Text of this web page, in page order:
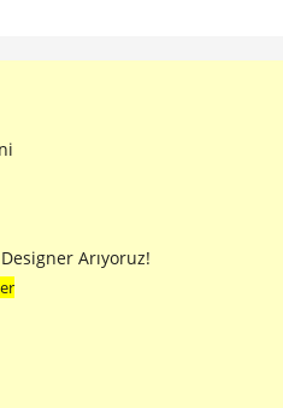
Arıyoruz!